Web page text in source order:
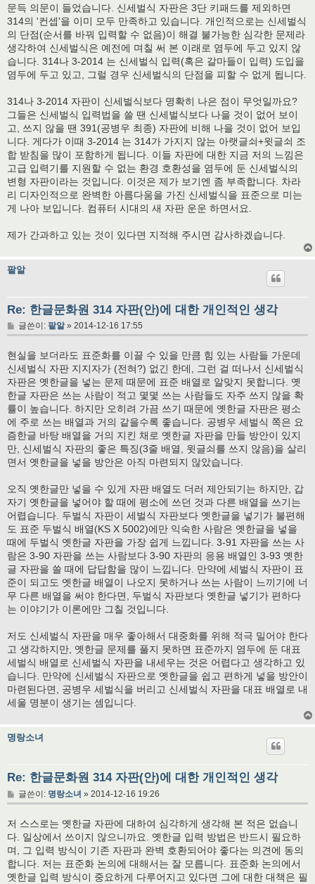
문득 의문이 들었습니다. 신세벌식 자판은 3단 키패드를 제외하면
314의 '컨셉'을 이미 모두 만족하고 있습니다. 개인적으로는 신세벌식
의 단점(순서를 바꿔 입력할 수 없음)이 해결 불가능한 심각한 문제라
생각하여 신세벌식은 예전에 며칠 써 본 이래로 염두에 두고 있지 않
습니다. 314나 3-2014 는 신세벌식 입력(혹은 갈마들이 입력) 도입을
염두에 두고 있고, 그럴 경우 신세벌식의 단점을 피할 수 없게 됩니다.
314나 3-2014 자판이 신세벌식보다 명확히 나은 점이 무엇일까요?
그들은 신세벌식 입력법을 쓸 땐 신세벌식보다 나을 것이 없어 보이
고, 쓰지 않을 땐 391(공병우 최종) 자판에 비해 나을 것이 없어 보입
니다. 게다가 이때 3-2014 는 314가 가지지 않는 아랫글쇠+윗글쇠 조
합 받침을 많이 포함하게 됩니다. 이들 자판에 대한 지금 저의 느낌은
고급 입력기를 지원할 수 없는 환경 호환성을 염두에 둔 신세벌식의
변형 자판이라는 것입니다. 이것은 제가 보기엔 좀 부족합니다. 차라
리 디자인적으로 완벽한 아름다움을 가진 신세벌식을 표준으로 미는
게 나아 보입니다. 컴퓨터 시대의 새 자판 운운 하면서요.
제가 간과하고 있는 것이 있다면 지적해 주시면 감사하겠습니다.
팥알
Re: 한글문화원 314 자판(안)에 대한 개인적인 생각
글
글쓴이: 팥알» 2014-12-16 17:55
현실을 보더라도 표준화를 이끌 수 있을 만큼 힘 있는 사람들 가운데
신세벌식 자판 지지자가 (전혀?) 없긴 한데, 그런 걸 떠나서 신세벌식
자판은 옛한글을 넣는 문제 때문에 표준 배열로 알맞지 못합니다. 옛
한글 자판은 쓰는 사람이 적고 몇몇 쓰는 사람들도 자주 쓰지 않을 확
률이 높습니다. 하지만 오히려 가끔 쓰기 때문에 옛한글 자판은 평소
에 주로 쓰는 배열과 거의 같을수록 좋습니다. 공병우 세벌식 쪽은 요
즘한글 바탕 배열을 거의 지킨 채로 옛한글 자판을 만들 방안이 있지
만, 신세벌식 자판의 좋은 특징(3줄 배열, 윗글쇠를 쓰지 않음)을 살리
면서 옛한글을 넣을 방안은 아직 마련되지 않았습니다.
오직 옛한글만 넣을 수 있게 자판 배열도 더러 제안되기는 하지만, 갑
자기 옛한글을 넣어야 할 때에 평소에 쓰던 것과 다른 배열을 쓰기는
어렵습니다. 두벌식 자판이 세벌식 자판보다 옛한글을 넣기가 불편해
도 표준 두벌식 배열(KS X 5002)에만 익숙한 사람은 옛한글을 넣을
때에 두벌식 옛한글 자판을 가장 쉽게 느낍니다. 3-91 자판을 쓰는 사
람은 3-90 자판을 쓰는 사람보다 3-90 자판의 응용 배열인 3-93 옛한
글 자판을 쓸 때에 답답함을 많이 느낍니다. 만약에 세벌식 자판이 표
준이 되고도 옛한글 배열이 나오지 못하거나 쓰는 사람이 느끼기에 너
무 다른 배열을 써야 한다면, 두벌식 자판보다 옛한글 넣기가 편하다
는 이야기가 이론에만 그칠 것입니다.
저도 신세벌식 자판을 매우 좋아해서 대중화를 위해 적극 밀어야 한다
고 생각하지만, 옛한글 문제를 풀지 못하면 표준까지 염두에 둔 대표
세벌식 배열로 신세벌식 자판을 내세우는 것은 어렵다고 생각하고 있
습니다. 만약에 신세벌식 자판으로 옛한글을 쉽고 편하게 넣을 방안이
마련된다면, 공병우 세벌식을 버리고 신세벌식 자판을 대표 배열로 내
세울 명분이 생기는 셈입니다.
명랑소녀
Re: 한글문화원 314 자판(안)에 대한 개인적인 생각
글
글쓴이: 명랑소녀 » 2014-12-16 19:26
저 스스로는 옛한글 자판에 대하여 심각하게 생각해 본 적은 없습니
다. 일상에서 쓰이지 않으니까요. 옛한글 입력 방법은 반드시 필요하
며, 그 입력 방식이 기존 자판과 완벽 호환되어야 좋다는 의견에 동의
합니다. 저는 표준화 논의에 대해서는 잘 모릅니다. 표준화 논의에서
옛한글 입력 방식이 중요하게 다루어지고 있다면 그에 대한 대책은 필